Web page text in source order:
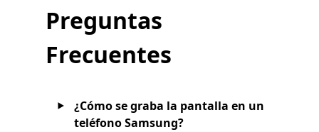
Preguntas
Frecuentes
¿Cómo se graba la pantalla en un
teléfono Samsung?